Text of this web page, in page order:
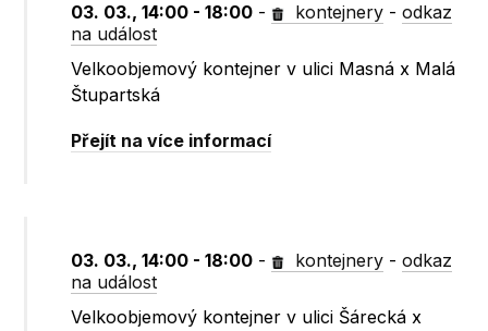
03. 03., 14:00 - 18:00 - kontejnery -odkaz
na událost
Velkoobjemový kontejner v ulici Masná x Malá
Štupartská
Přejít na více informací
03. 03., 14:00 - 18:00 - kontejnery -odkaz
na událost
Velkoobjemový kontejner v ulici Šárecká x